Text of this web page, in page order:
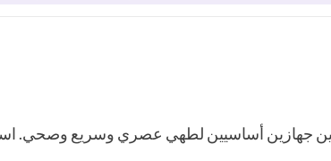
جهازين أساسيين لطهي عصري وسريع وصحي.